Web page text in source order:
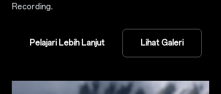
Recording.
Pelajari Lebih Lanjut Lihat Galeri